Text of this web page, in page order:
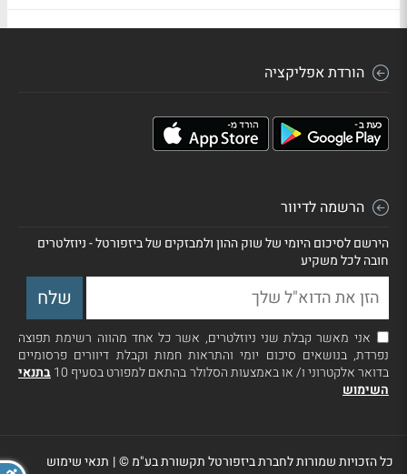
הורדת אפליקציה
הרשמה לדיוור
הירשם לסיכום היומי של שוק ההון ולמבזקים של ביזפורטל - ניוזלטרים
חובה לכל משקיע
אני מאשר קבלת שני ניוזלטרים, אשר כל אחד מהווה רשימת תפוצה
נפרדת, בנושאים סיכום יומי והתראות חמות וקבלת דיוורים פרסומיים
בדואר אלקטרוני ו/ או באמצעות הסלולר בהתאם למפורט בסעיף 10
בתנאי
השימוש
כל הזכויות שמורות לחברת ביזפורטל תקשורת בע"מ ©| תנאי שימוש